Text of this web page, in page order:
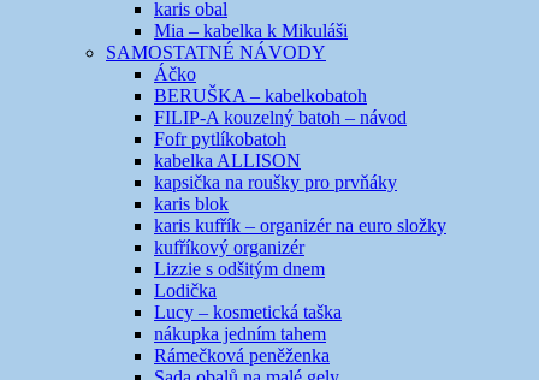
karis obal
Mia – kabelka k Mikuláši
SAMOSTATNÉ NÁVODY
Áčko
BERUŠKA – kabelkobatoh
FILIP-A kouzelný batoh – návod
Fofr pytlíkobatoh
kabelka ALLISON
kapsička na roušky pro prvňáky
karis blok
karis kufřík – organizér na euro složky
kufříkový organizér
Lizzie s odšitým dnem
Lodička
Lucy – kosmetická taška
nákupka jedním tahem
Rámečková peněženka